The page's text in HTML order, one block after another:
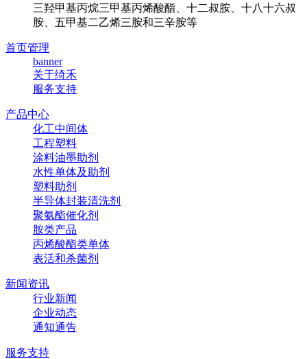
三羟甲基丙烷三甲基丙烯酸酯、十二叔胺、十八十六叔
胺、五甲基二乙烯三胺和三辛胺等
首页管理
banner
关于绮禾
服务支持
产品中心
化工中间体
工程塑料
涂料油墨助剂
水性单体及助剂
塑料助剂
半导体封装清洗剂
聚氨酯催化剂
胺类产品
丙烯酸酯类单体
表活和杀菌剂
新闻资讯
行业新闻
企业动态
通知通告
服务支持